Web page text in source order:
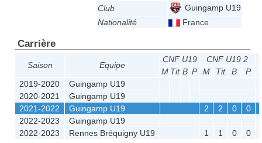
Club
Guingamp U19
Nationalité
France
Carrière
Saison Equipe
CNF U19
CNF U19 2
M Tit B P M Tit B P
2019-2020
Guingamp U19
2020-2021
Guingamp U19
2021-2022
Guingamp U19 2 2 0 0
2022-2023
Guingamp U19
2022-2023
Rennes Bréquigny U19 1 1 0 0